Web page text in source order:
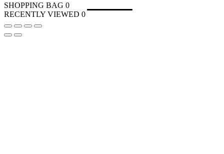
SHOPPING BAG 0
RECENTLY VIEWED 0